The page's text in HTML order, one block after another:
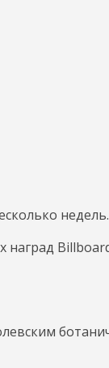
недель.
наград